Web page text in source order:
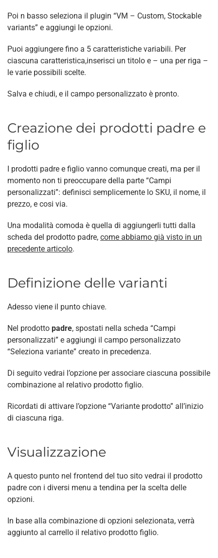
Poi n basso seleziona il plugin “VM – Custom, Stockable
variants” e aggiungi le opzioni.
Puoi aggiungere fino a 5 caratteristiche variabili. Per
ciascuna caratteristica,inserisci un titolo e – una per riga –
le varie possibili scelte.
Salva e chiudi, e il campo personalizzato è pronto.
Creazione dei prodotti padre e
figlio
I prodotti padre e figlio vanno comunque creati, ma per il
momento non ti preoccupare della parte “Campi
personalizzati”: definisci semplicemente lo SKU, il nome, il
prezzo, e cosi via.
Una modalità comoda è quella di aggiungerli tutti dalla
scheda del prodotto padre, come abbiamo già visto in un
precedente articolo.
Definizione delle varianti
Adesso viene il punto chiave.
Nel prodotto padre, spostati nella scheda “Campi
personalizzati” e aggiungi il campo personalizzato
“Seleziona variante” creato in precedenza.
Di seguito vedrai l’opzione per associare ciascuna possibile
combinazione al relativo prodotto figlio.
Ricordati di attivare l’opzione “Variante prodotto” all’inizio
di ciascuna riga.
Visualizzazione
A questo punto nel frontend del tuo sito vedrai il prodotto
padre con i diversi menu a tendina per la scelta delle
opzioni.
In base alla combinazione di opzioni selezionata, verrà
aggiunto al carrello il relativo prodotto figlio.